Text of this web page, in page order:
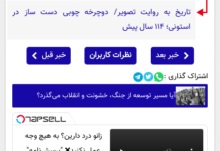
تاریخ به روایت تصویر/ دوچرخه چوبی دست ساز در
استونی؛ 114 سال پیش
خبر بعد نظرات کاربران خبر قبل
اشتراک گذاری :
آیا مسیر توسعه از جنگ، خشونت و انقلاب می‌گذرد؟
زانو درد دارین؟ به هیچ وجه